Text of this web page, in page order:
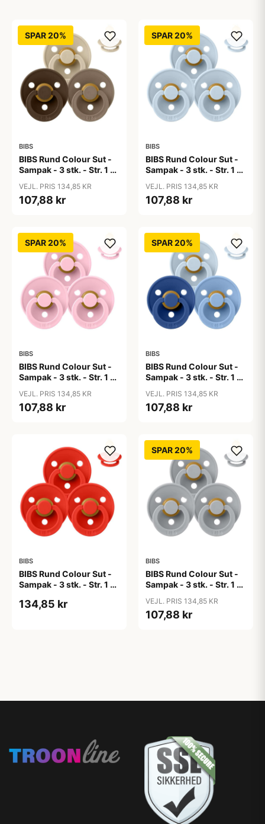
SPAR 20%
BIBS
BIBS Rund Colour Sut -
Sampak - 3 stk. - Str. 1 -
VEJL. PRIS 134,85 KR
107,88 kr
SPAR 20%
BIBS
BIBS Rund Colour Sut -
Sampak - 3 stk. - Str. 1 -
VEJL. PRIS 134,85 KR
107,88 kr
SPAR 20%
BIBS
BIBS Rund Colour Sut -
Sampak - 3 stk. - Str. 1 -
VEJL. PRIS 134,85 KR
107,88 kr
SPAR 20%
BIBS
BIBS Rund Colour Sut -
Sampak - 3 stk. - Str. 1 -
VEJL. PRIS 134,85 KR
107,88 kr
BIBS
BIBS Rund Colour Sut -
Sampak - 3 stk. - Str. 1 -
134,85 kr
SPAR 20%
BIBS
BIBS Rund Colour Sut -
Sampak - 3 stk. - Str. 1 -
VEJL. PRIS 134,85 KR
107,88 kr